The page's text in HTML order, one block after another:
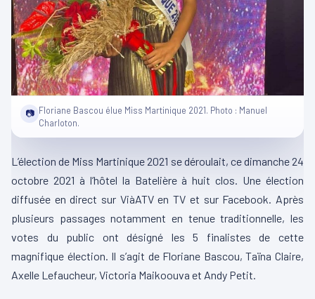
📷 Floriane Bascou élue Miss Martinique 2021. Photo : Manuel
Charloton.
L’élection de Miss Martinique 2021 se déroulait, ce dimanche 24
octobre 2021 à l’hôtel la Batelière à huit clos. Une élection
diffusée en direct sur ViàATV en TV et sur Facebook. Après
plusieurs passages notamment en tenue traditionnelle, les
votes du public ont désigné les 5 finalistes de cette
magnifique élection. Il s’agit de Floriane Bascou, Taïna Claire,
Axelle Lefaucheur, Victoria Maikoouva et Andy Petit.